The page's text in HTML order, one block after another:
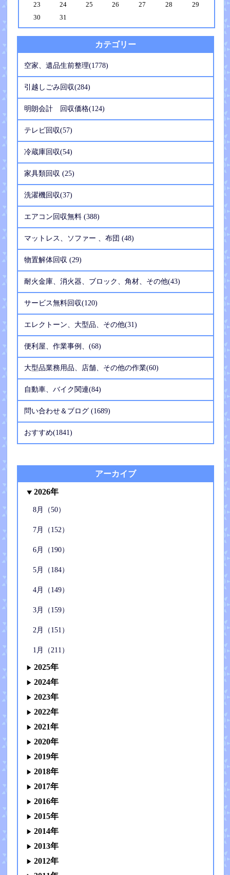
23
24 25 26 27 28
29
30
31
カテゴリー
空家、遺品生前整理(1778)
引越しごみ回収(284)
明朗会計 回収価格(124)
テレビ回収(57)
冷蔵庫回収(54)
家具類回収 (25)
洗濯機回収(37)
エアコン回収無料 (388)
マットレス、ソファー 、布団 (48)
物置解体回収 (29)
耐火金庫、消火器、ブロック、角材、その他(43)
サービス無料回収(120)
エレクトーン、大型品、その他(31)
便利屋、作業事例、(68)
大型品業務用品、店舗、その他の作業(60)
自動車、バイク関連(84)
問い合わせ＆ブログ (1689)
おすすめ(1841)
アーカイブ
2026年
8月（50）
7月（152）
6月（190）
5月（184）
4月（149）
3月（159）
2月（151）
1月（211）
2025年
2024年
2023年
2022年
2021年
2020年
2019年
2018年
2017年
2016年
2015年
2014年
2013年
2012年